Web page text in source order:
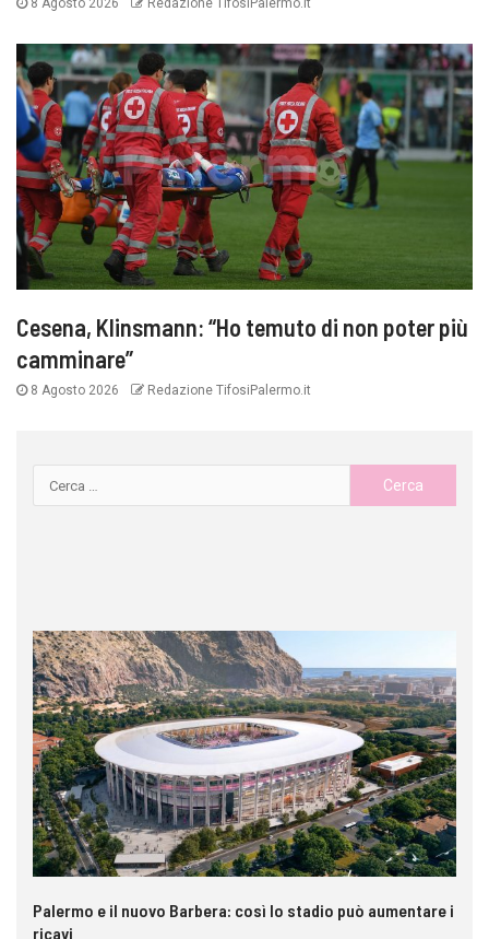
8 Agosto 2026 Redazione TifosiPalermo.it
Cesena, Klinsmann: “Ho temuto di non poter più
camminare”
8 Agosto 2026 Redazione TifosiPalermo.it
Palermo e il nuovo Barbera: così lo stadio può aumentare i
ricavi